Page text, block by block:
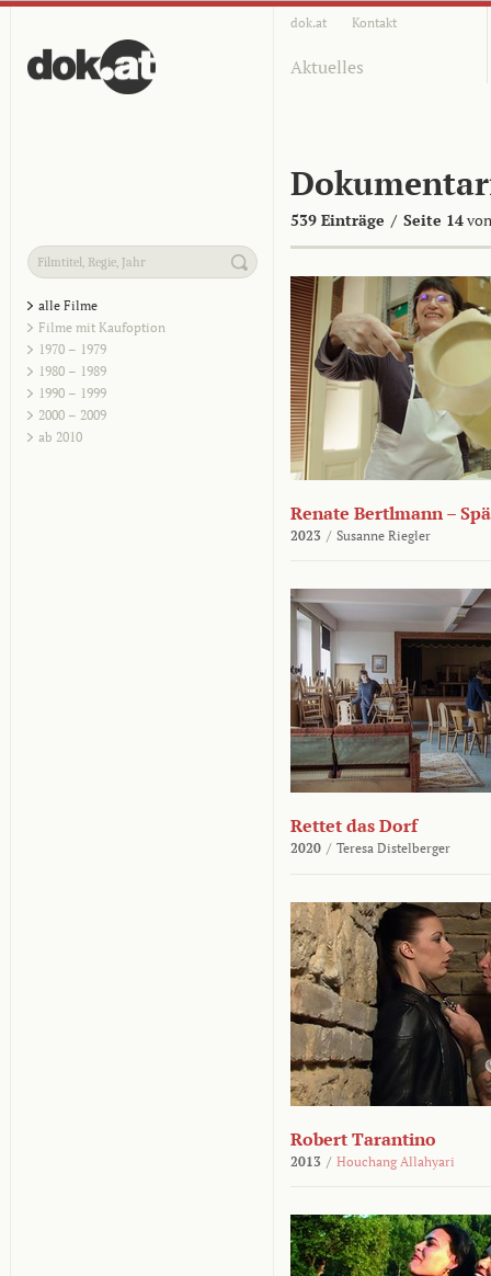
dok.at Kontakt
Aktuelles
539 Einträge / Seite 14
alle Filme
Filme mit Kaufoption
1970 – 1979
1980 – 1989
1990 – 1999
2000 – 2009
ab 2010
Renate Bertlmann –
2023 / Susanne Riegler
Rettet das Dorf
2020 / Teresa Distelberger
Robert Tarantino
2013 / Houchang Allahyari